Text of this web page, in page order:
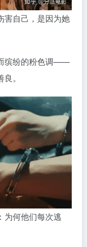
害自己，是因为她
缤纷的粉色调——
。
为何他们每次逃